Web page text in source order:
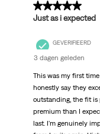
5 van 5 sterren.
Just as i expected
GEVERIFIEERD
3 dagen geleden
This was my first
honestly say they
outstanding, the fit is
premium than I
last. I'm genuinely